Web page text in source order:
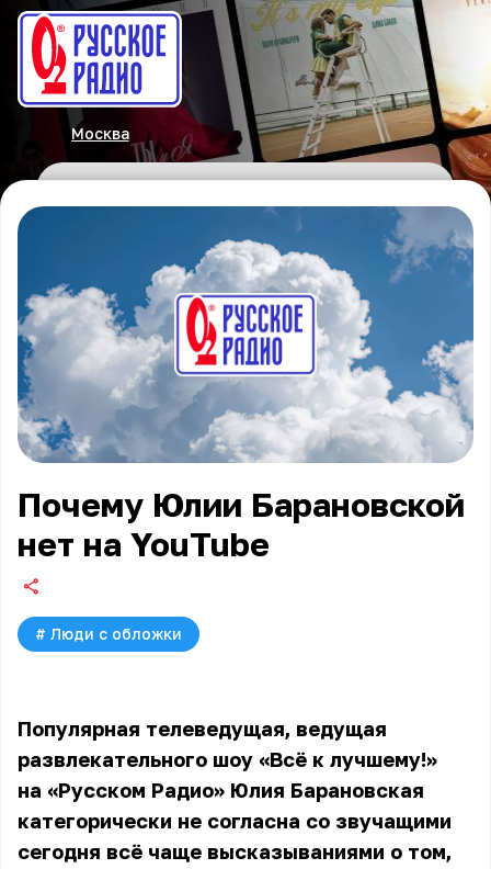
Москва
Почему Юлии Барановской
нет на YouTube
# Люди с обложки
Популярная телеведущая, ведущая
развлекательного шоу «Всё к лучшему!»
на «Русском Радио» Юлия Барановская
категорически не согласна со звучащими
сегодня всё чаще высказываниями о том,